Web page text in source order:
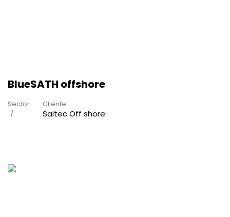
BlueSATH offshore
Sector Cliente
Saitec Off shore